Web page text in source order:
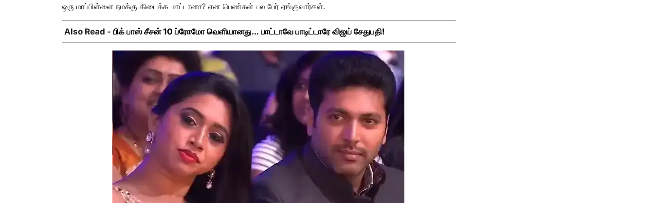
ஒரு மாப்பிள்ளை நமக்கு கிடைக்க மாட்டானா? என பெண்கள் பல பேர் ஏங்குவார்கள்.
Also Read - பிக் பாஸ் சீசன் 10 ப்ரோமோ வெளியானது... பாட்டாவே பாடிட்டாரே விஜய் சேதுபதி!